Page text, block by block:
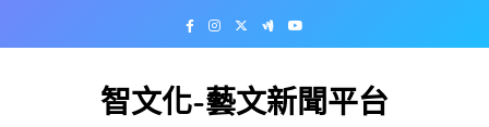
智文化-藝文新聞平台